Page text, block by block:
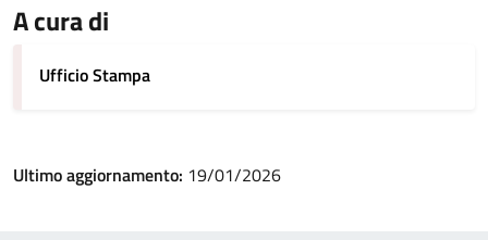
A cura di
Ufficio Stampa
Ultimo aggiornamento: 19/01/2026